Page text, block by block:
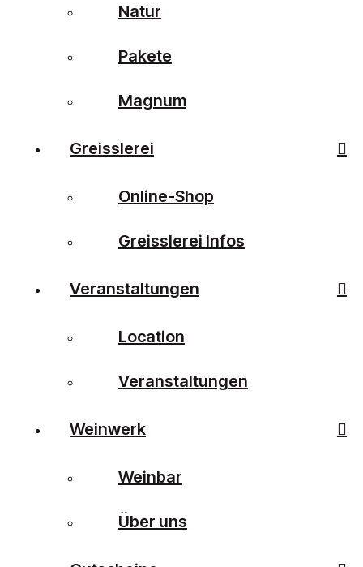
Natur
Pakete
Magnum
Greisslerei
Online-Shop
Greisslerei Infos
Veranstaltungen
Location
Veranstaltungen
Weinwerk
Weinbar
Über uns